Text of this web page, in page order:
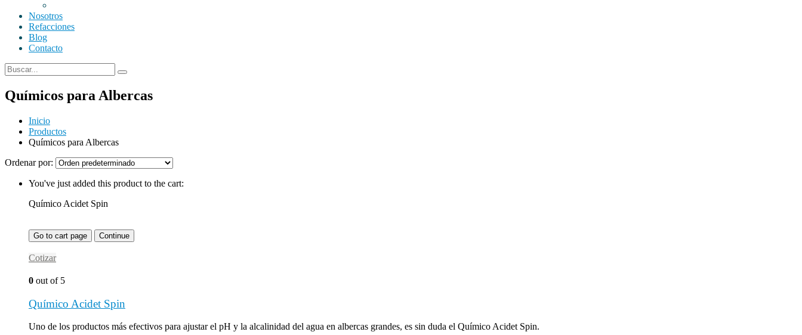
Nosotros
Refacciones
Blog
Contacto
Químicos para Albercas
Inicio
Productos
Químicos para Albercas
Ordenar por:
You've just added this product to the cart:
Químico Acidet Spin
Go to cart page Continue
Cotizar
0 out of 5
Químico Acidet Spin
Uno de los productos más efectivos para ajustar el pH y la alcalinidad del agua en albercas grandes, es sin duda el Químico Acidet Spin.